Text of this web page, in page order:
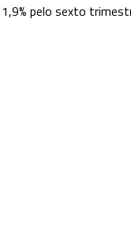
pelo sexto